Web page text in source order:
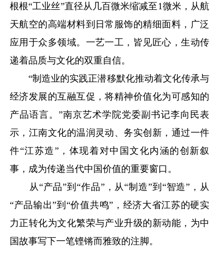
根根“工业丝”直径从几百微米缩减至1微米，从航
天航空的高端材料到日常服饰的精细面料，广泛
应用于众多领域。一艺一工，皆见匠心，生动传
递着品质与文化的双重自信。
“制造业的实践正潜移默化推动着文化传承与
经济发展的互融互促，将精神价值化为可感知的
产品语言。”南京艺术学院党委副书记李向民表
示，江南文化的温润灵动、务实创新，通过一件
件“江苏造”，体现着对中国文化内涵的创新叙
事，成为传递当代中国价值的重要窗口。
从“产品”到“作品”，从“制造”到“智造”，从
“产品输出”到“价值共鸣”，经济大省江苏的硬实
力正转化为文化繁荣与产业升级的新动能，为中
国故事写下一笔铿锵而雅致的注脚。